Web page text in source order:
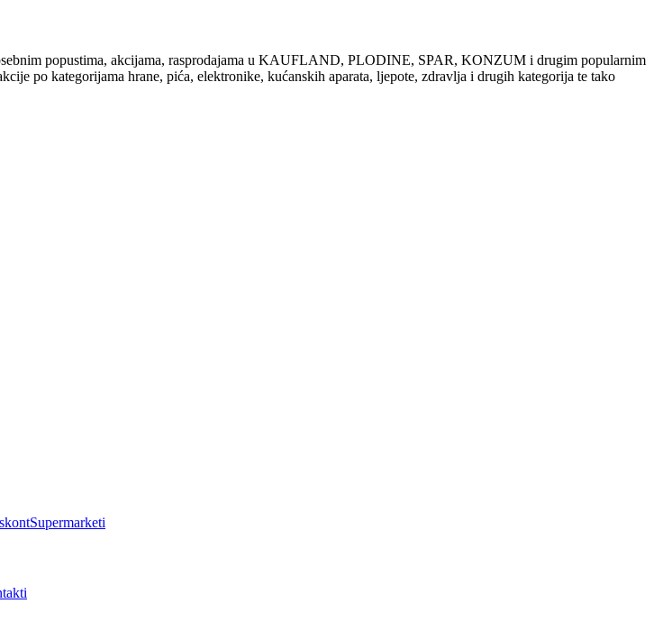
popustima, akcijama, rasprodajama u KAUFLAND, PLODINE, SPAR, KONZUM i drugim popularnim
po kategorijama hrane, pića, elektronike, kućanskih aparata, ljepote, zdravlja i drugih kategorija te tako
Supermarketi